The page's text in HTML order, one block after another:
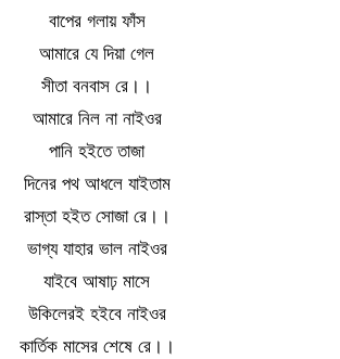
বাপের গলায় ফাঁস
আমারে যে দিয়া গেল
সীতা বনবাস রে।।
আমারে নিল না নাইওর
পানি হইতে তাজা
দিনের পথ আধলে যাইতাম
রাস্তা হইত সোজা রে।।
ভাগ্য যাহার ভাল নাইওর
যাইবে আষাঢ় মাসে
উকিলেরই হইবে নাইওর
কার্তিক মাসের শেষে রে।।